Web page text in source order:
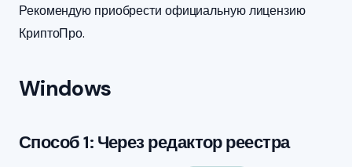
Рекомендую приобрести официальную лицензию
КриптоПро.
Windows
Способ 1: Через редактор реестра